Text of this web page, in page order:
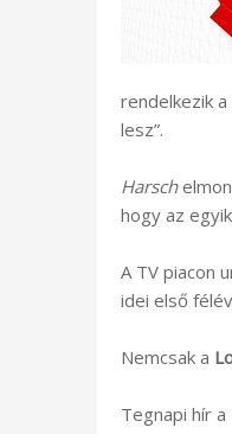
rendelkezik
lesz”.
Harsch
hogy az
A TV piacon
idei első
Nemcsak a
Tegnapi hír a